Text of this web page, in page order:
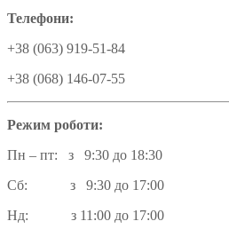
Телефони:
+38 (063) 919-51-84
+38 (068) 146-07-55
Режим роботи:
Пн – пт: з 9:30 до 18:30
Сб: з 9:30 до 17:00
Нд: з 11:00 до 17:00